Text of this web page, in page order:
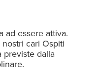
ad essere attiva.
cari Ospiti
previste dalla